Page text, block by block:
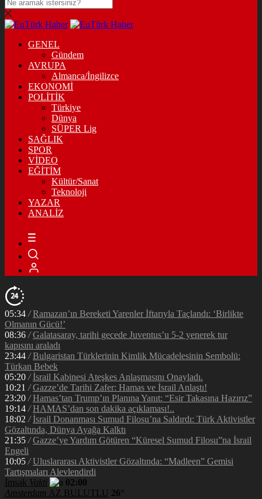
GENEL
Gündem
AVRUPA
Almanca/İngilizce
EKONOMİ
POLİTİK
Türkiye
Dünya
SÜPER Lig
SAĞLIK
SPOR
VİDEO
EĞİTİM
Kültür/Sanat
Teknoloji
YAZAR
ANALİZ
05:34 / Ramazan’ın Bereketi Yarenler İftarıyla Taçlandı: ‘Birlikte
Olmanın Gücü!’
08:36 / Galatasaray, tarihi gecede Juventus’u 5-2 yenerek tur
kapısını araladı
23:44 / Bulgaristan Türklerinin Kimlik Mücadelesinin Sembolü:
Türkan Bebek
05:20 / İsrail Kabinesi Ateşkes Anlaşmasını Onayladı.
10:21 / Gazze’de Tarihi Zafer: Hamas ve İsrail Anlaştı!
23:20 / Hamas’tan Trump’ın Planına Yanıt: “Esir Takasına Hazırız”
19:14 / HAMAS’dan son dakika açıklaması!..
18:02 / İsrail Donanması Sumud Filosu’na Saldırdı: Türk Aktivistler
Gözaltında, Dünya Ayağa Kalktı
21:35 / Gazze’ye Yardım Götüren “Küresel Sumud Filosu”na İsrail
Engeli
10:05 / Uluslararası Aktivistler Gözaltında: “Madleen” Gemisi
Tartışmaları Alevlendirdi
İmsak Vakti
02:00
Amsterdam AZ BULUTLU 26°